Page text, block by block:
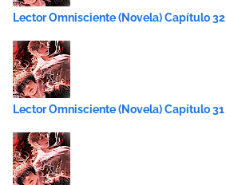
Lector Omnisciente (Novela) Capítulo 32
Lector Omnisciente (Novela) Capítulo 31